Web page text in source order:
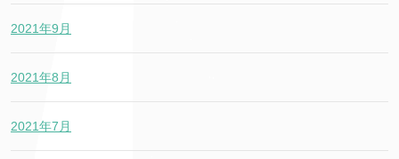
2021年9月
2021年8月
2021年7月